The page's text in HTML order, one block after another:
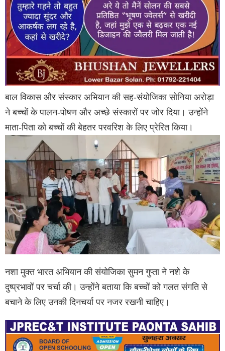
बाल विकास और संस्कार अभियान की सह-संयोजिका सोनिया अरोड़ा
ने बच्चों के पालन-पोषण और अच्छे संस्कारों पर जोर दिया। उन्होंने
माता-पिता को बच्चों की बेहतर परवरिश के लिए प्रेरित किया।
नशा मुक्त भारत अभियान की संयोजिका सुमन गुप्ता ने नशे के
दुष्प्रभावों पर चर्चा की। उन्होंने बताया कि बच्चों को गलत संगति से
बचाने के लिए उनकी दिनचर्या पर नजर रखनी चाहिए।